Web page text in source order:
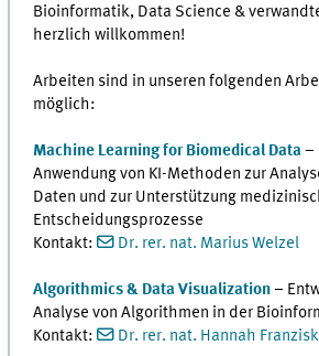
Bioinformatik, Data Science &
herzlich willkommen!
Arbeiten sind in unseren folgenden
möglich:
Machine Learning for Biomedical Data–
Anwendung von KI-Methoden zur
Daten und zur Unterstützung
Entscheidungsprozesse
Kontakt:
Dr. rer. nat. Marius Welzel
Algorithmics & Data Visualization–
Analyse von Algorithmen in der
Kontakt:
Dr. rer. nat. Hannah